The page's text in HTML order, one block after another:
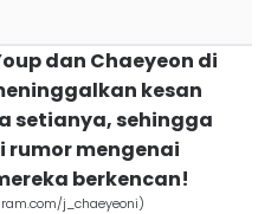
dan Chaeyeon di
kesan
setianya, sehingga
rumor mengenai
berkencan!
j_chaeyeoni)